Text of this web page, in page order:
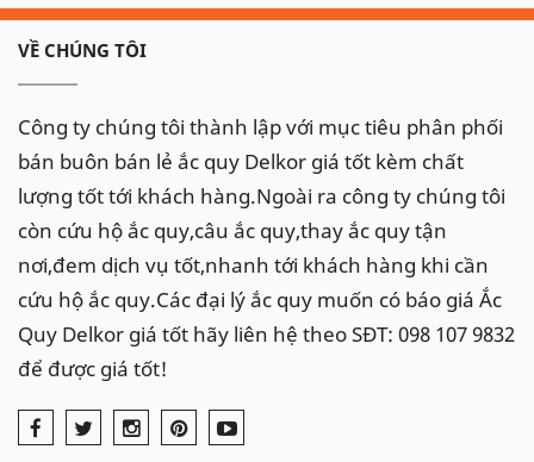
VỀ CHÚNG TÔI
Công ty chúng tôi thành lập với mục tiêu phân phối
bán buôn bán lẻ ắc quy Delkor giá tốt kèm chất
lượng tốt tới khách hàng.Ngoài ra công ty chúng tôi
còn cứu hộ ắc quy,câu ắc quy,thay ắc quy tận
nơi,đem dịch vụ tốt,nhanh tới khách hàng khi cần
cứu hộ ắc quy.Các đại lý ắc quy muốn có báo giá Ắc
Quy Delkor giá tốt hãy liên hệ theo SĐT: 098 107 9832
để được giá tốt!